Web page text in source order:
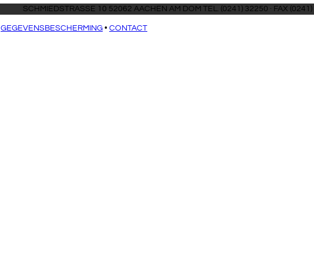
SCHMIEDSTRASSE 10 52062 AACHEN AM DOM TEL. (0241) 32250 · FAX
GEGEVENSBESCHERMING • CONTACT